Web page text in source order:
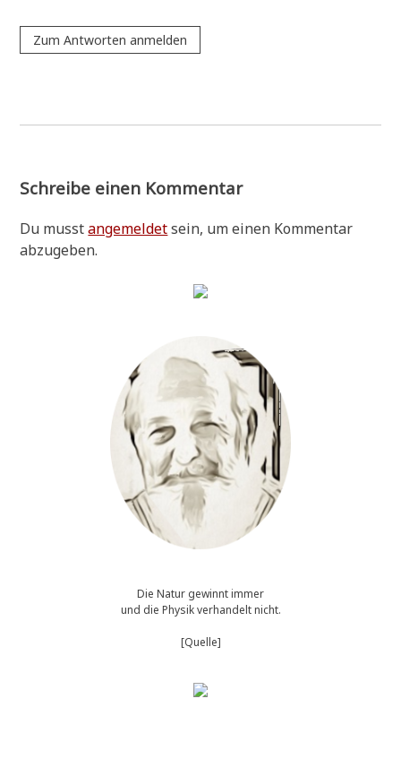
Zum Antworten anmelden
Schreibe einen Kommentar
Du musstangemeldetsein, um einen Kommentar
abzugeben.
Die Natur gewinnt immer
und die Physik verhandelt nicht.
[Quelle]